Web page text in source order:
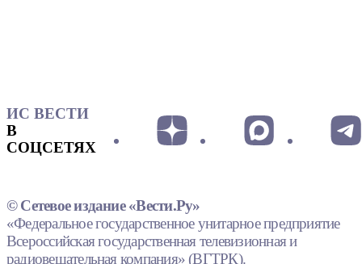
ИС ВЕСТИ
В
СОЦСЕТЯХ
© Сетевое издание «Вести.Ру»
«Федеральное государственное унитарное предприятие
Всероссийская государственная телевизионная и
радиовещательная компания» (ВГТРК).